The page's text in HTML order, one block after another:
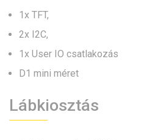
1x TFT,
2x I2C,
1x User IO csatlakozás
D1 mini méret
Lábkiosztás